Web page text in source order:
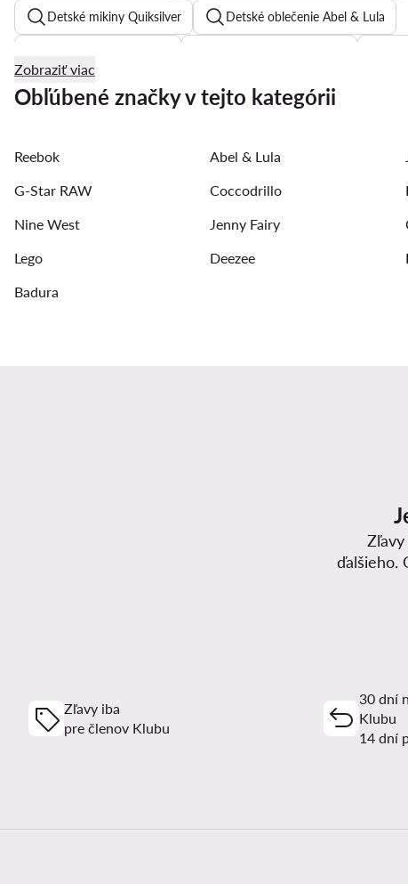
Detské mikiny Quiksilver Detské oblečenie Abel & Lula
Name it Detské oblečenie Guess adidas suprava
Zobraziť viac
Obľúbené značky v tejto kategórii
Reebok Abel & Lula
G-Star RAW
Coccodrillo
Nine West
Jenny Fairy
Lego
Deezee
Badura
ďalšieho.
Zľavy iba
pre členov Klubu
30 dní
Klubu
14 dní